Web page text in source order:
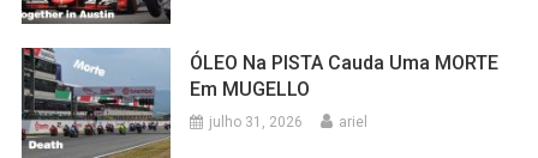
ÓLEO Na PISTA Cauda Uma MORTE
Em MUGELLO
julho 31, 2026 ariel